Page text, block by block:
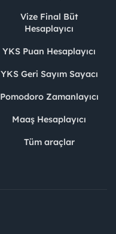
Vize Final Büt
Hesaplayıcı
YKS Puan Hesaplayıcı
YKS Geri Sayım Sayacı
Pomodoro Zamanlayıcı
Maaş Hesaplayıcı
Tüm araçlar